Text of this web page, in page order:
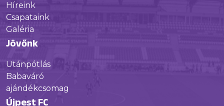
Híreink
Csapataink
Galéria
Jövőnk
Utánpótlás
Babaváró
ajándékcsomag
Újpest FC